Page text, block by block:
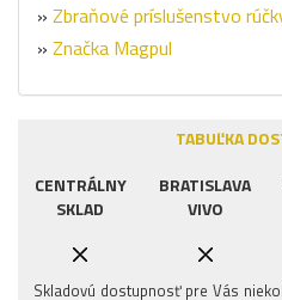
» Zbraňové príslušenstvo
» Značka Magpul
TABUĽKA
CENTRÁLNY
SKLAD
BRATISLAVA
VIVO
Skladovú dostupnosť pre Vás